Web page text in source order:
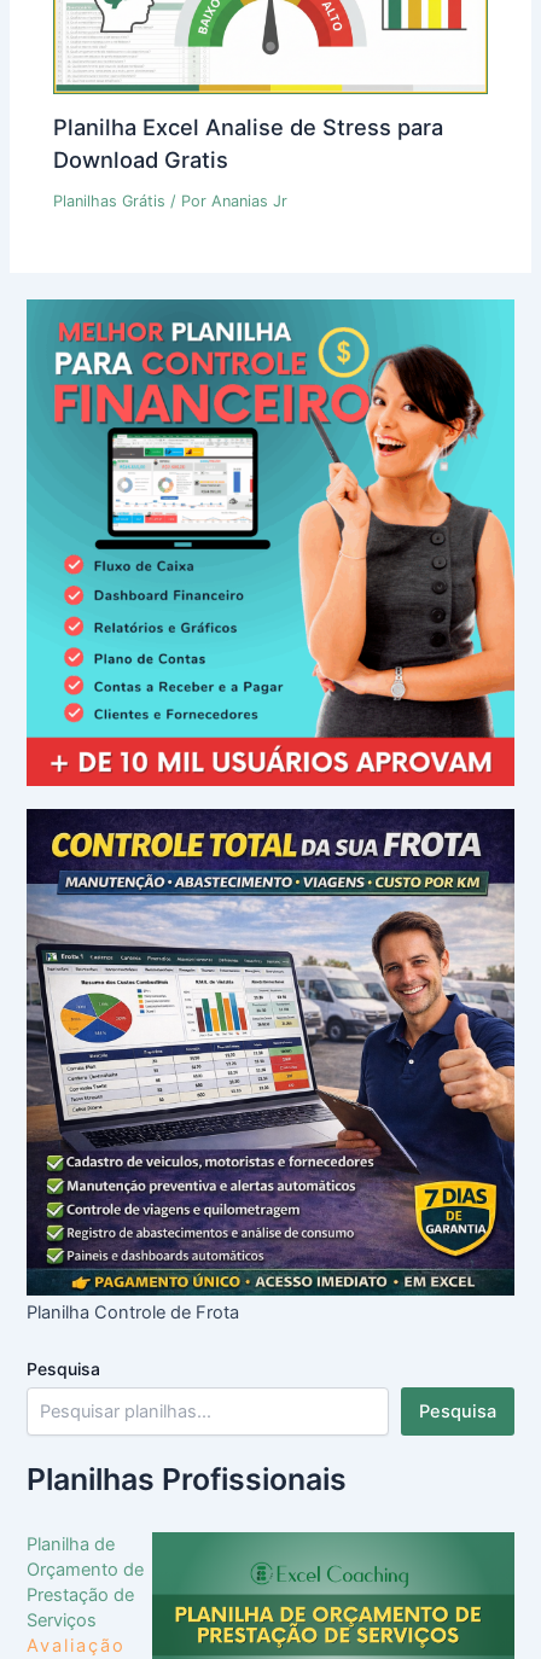
Planilha Excel Analise de Stress para
Download Gratis
Planilhas Grátis / PorAnanias Jr
Planilha Controle de Frota
Pesquisa
Pesquisa
Planilhas Profissionais
Planilha de
Orçamento de
Prestação de
Serviços
Avaliação